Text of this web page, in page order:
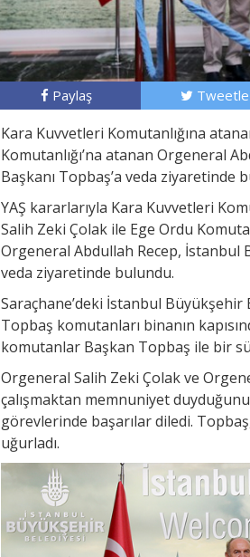
Paylaş Tweetle
Kara Kuvvetleri Komutanlığına
Komutanlığı’na atanan Orgeneral
Başkanı Topbaş’a veda ziyaretinde
YAŞ kararlarıyla Kara Kuvvetleri
Salih Zeki Çolak ile Ege Ordu
Orgeneral Abdullah Recep, İstanbul
veda ziyaretinde bulundu.
Saraçhane’deki İstanbul
Topbaş komutanları binanın
komutanlar Başkan Topbaş ile bir
Orgeneral Salih Zeki Çolak ve
çalışmaktan memnuniyet
görevlerinde başarılar diledi.
uğurladı.